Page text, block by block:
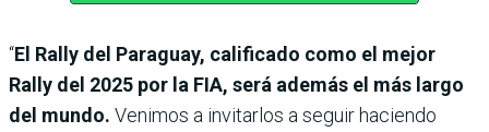
“El Rally del Paraguay, calificado como el mejor
Rally del 2025 por la FIA, será además el más largo
del mundo. Venimos a invitarlos a seguir haciendo